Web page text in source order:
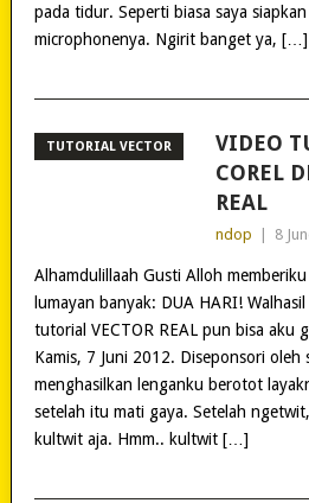
pada tidur. Seperti biasa saya
microphonenya. Ngirit banget ya, […]
TUTORIAL VECTOR
VIDEO
COREL
REAL
ndop 8
Alhamdulillaah Gusti Alloh
lumayan banyak: DUA HARI!
tutorial VECTOR REAL pun bisa aku
Kamis, 7 Juni 2012. Diseponsori
menghasilkan lenganku berotot
setelah itu mati gaya. Setelah
kultwit aja. Hmm.. kultwit […]